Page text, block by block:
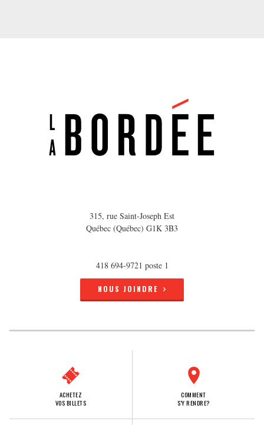
315, rue Saint-Joseph Est
Québec (Québec) G1K 3B3
418 694-9721 poste 1
NOUS JOINDRE
ACHETEZ
VOS BILLETS
COMMENT
S'Y RENDRE?